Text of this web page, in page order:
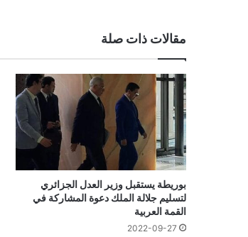
مقالات ذات صلة
بوريطة يستقبل وزير العدل الجزائري
لتسليم جلالة الملك دعوة المشاركة في
القمة العربية
2022-09-27